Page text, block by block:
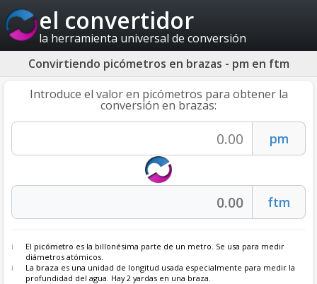
el convertidor
la herramienta universal de conversión
Convirtiendo picómetros en brazas - pm en ftm
Introduce el valor en picómetros para obtener la
conversión en brazas:
El picómetro es la billonésima parte de un metro. Se usa para medir
diámetros atómicos.
La braza es una unidad de longitud usada especialmente para medir la
profundidad del agua. Hay 2 yardas en una braza.